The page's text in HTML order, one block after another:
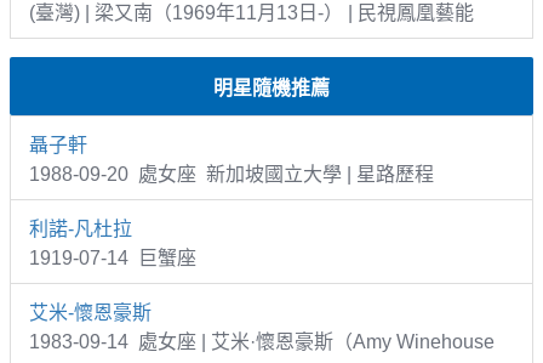
(臺灣) | 梁又南（1969年11月13日-） | 民視鳳凰藝能
明星隨機推薦
聶子軒
1988-09-20 處女座 新加坡國立大學 | 星路歷程
利諾-凡杜拉
1919-07-14 巨蟹座
艾米-懷恩豪斯
1983-09-14 處女座 | 艾米·懷恩豪斯（Amy Winehouse